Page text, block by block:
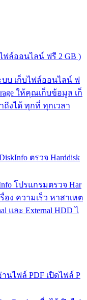
ฟล์ออนไลน์ ฟรี 2 GB )
บ เก็บไฟล์ออนไลน์ ฟ
ให้คุณเก็บข้อมูล เก็
งได้ ทุกที่ ทุกเวลา
ตรวจ Harddisk
โปรแกรมตรวจ Har
ง ความเร็ว หาสาเหต
และ External HDD ไ
านไฟล์ PDF เปิดไฟล์ P